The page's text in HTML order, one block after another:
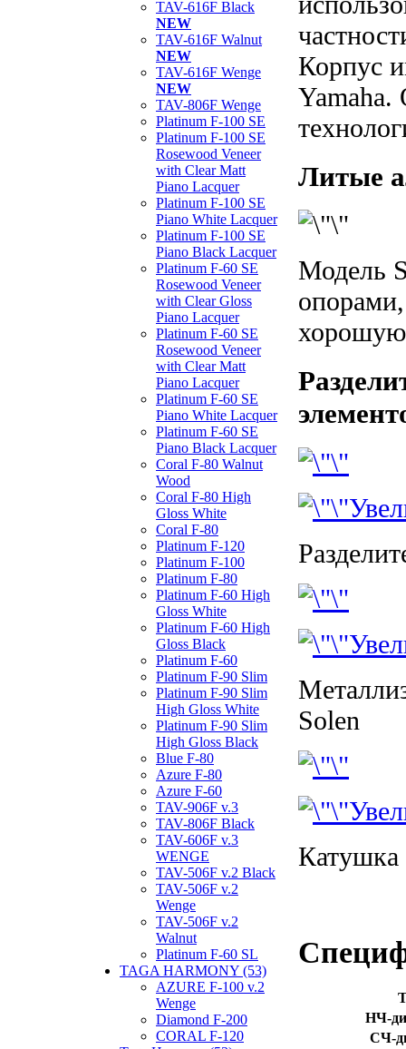
TAV-616F Black
NEW
TAV-616F Walnut
NEW
TAV-616F Wenge
NEW
TAV-806F Wenge
Platinum F-100 SE
Platinum F-100 SE
Rosewood Veneer
with Clear Matt
Piano Lacquer
Platinum F-100 SE
Piano White Lacquer
Platinum F-100 SE
Piano Black Lacquer
Platinum F-60 SE
Rosewood Veneer
with Clear Gloss
Piano Lacquer
Platinum F-60 SE
Rosewood Veneer
with Clear Matt
Piano Lacquer
Platinum F-60 SE
Piano White Lacquer
Platinum F-60 SE
Piano Black Lacquer
Coral F-80 Walnut
Wood
Coral F-80 High
Gloss White
Coral F-80
Platinum F-120
Platinum F-100
Platinum F-80
Platinum F-60 High
Gloss White
Platinum F-60 High
Gloss Black
Platinum F-60
Platinum F-90 Slim
Platinum F-90 Slim
High Gloss White
Platinum F-90 Slim
High Gloss Black
Blue F-80
Azure F-80
Azure F-60
TAV-906F v.3
TAV-806F Black
TAV-606F v.3
WENGE
TAV-506F v.2 Black
TAV-506F v.2
Wenge
TAV-506F v.2
Walnut
Platinum F-60 SL
TAGA HARMONY (53)
AZURE F-100 v.2
Wenge
Diamond F-200
CORAL F-120
Корпус
Yamaha.
Литые
Модель
хорошую
Solen
Катушка
НЧ-
СЧ-